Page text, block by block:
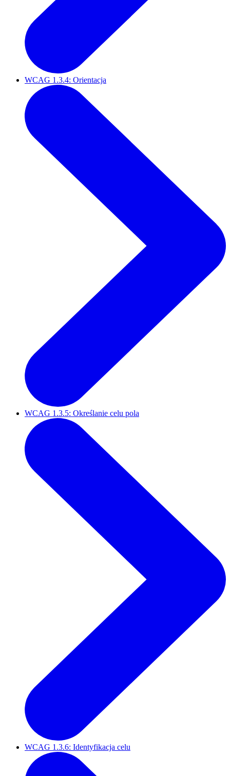
WCAG 1.3.4: Orientacja
WCAG 1.3.5: Określanie celu pola
WCAG 1.3.6: Identyfikacja celu